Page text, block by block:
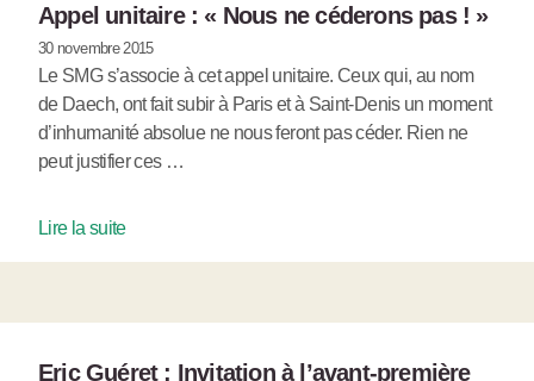
Appel unitaire : « Nous ne céderons pas ! »
30 novembre 2015
Le SMG s’associe à cet appel unitaire. Ceux qui, au nom
de Daech, ont fait subir à Paris et à Saint-Denis un moment
d’inhumanité absolue ne nous feront pas céder. Rien ne
peut justifier ces …
Lire la suite
Eric Guéret : Invitation à l’avant-première